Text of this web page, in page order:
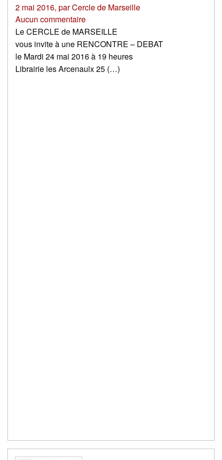
2 mai 2016, parCercle de Marseille
Aucun commentaire
Le CERCLE de MARSEILLE
vous invite à une RENCONTRE – DEBAT
le Mardi 24 mai 2016 à 19 heures
Librairie les Arcenaulx 25 (…)